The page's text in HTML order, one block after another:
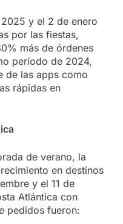
y el 2 de enero
por las fiestas,
más de órdenes
período de 2024,
de las apps como
rápidas en
de verano, la
en destinos
y el 11 de
Atlántica con
pedidos fueron: